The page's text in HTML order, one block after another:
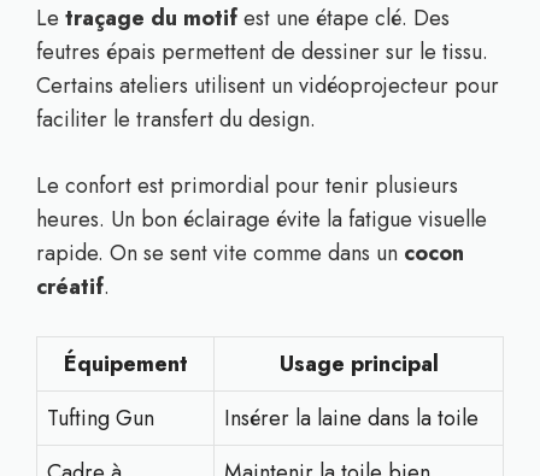
Le traçage du motifest une étape clé. Des
feutres épais permettent de dessiner sur le tissu.
Certains ateliers utilisent un vidéoprojecteur pour
faciliter le transfert du design.
Le confort est primordial pour tenir plusieurs
heures. Un bon éclairage évite la fatigue visuelle
rapide. On se sent vite comme dans un cocon
créatif.
Équipement
Usage principal
Tufting Gun
Insérer la laine dans la toile